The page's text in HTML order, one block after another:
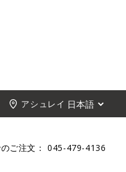
アシュレイ
ご注文：045-479-4136